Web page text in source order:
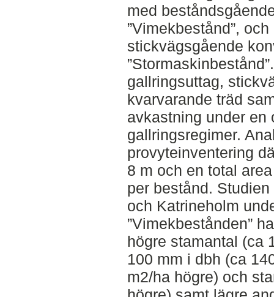
med
”Vimekbestånd”,
stickvägsgående
gallringsuttag,
kvarvarande träd
avkastning under en
gallringsregimer.
provyteinventering
8 m och en total
per bestånd.
och Katrineholm
”Vimekbestånden”
högre stamantal (ca
100 mm i dbh (ca
m2/ha högre) och